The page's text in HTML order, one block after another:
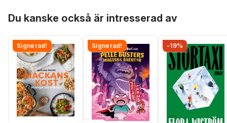
Du kanske också är intresserad av
Signerad! Signerad! -19%